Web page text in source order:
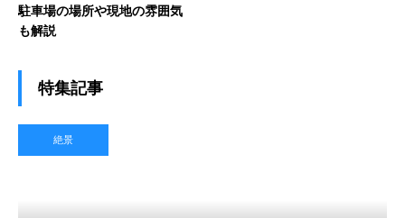
駐車場の場所や現地の雰囲気
も解説
特集記事
絶景